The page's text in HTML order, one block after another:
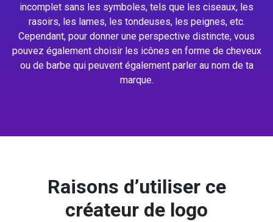
incomplet sans les symboles, tels que les ciseaux, les
rasoirs, les lames, les tondeuses, les peignes, etc.
Cependant, pour donner une perspective distincte, vous
pouvez également choisir les icônes en forme de cheveux
ou de barbe qui peuvent également parler au nom de ta
marque.
Raisons d’utiliser ce
créateur de logo